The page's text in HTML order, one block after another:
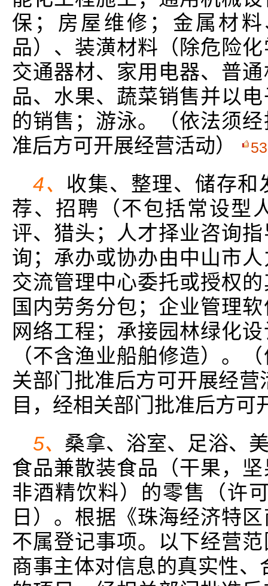
保；房屋维修；金属材
品）、装潢材料（除危险
交通器材、家用电器、普
品、水果、蔬菜销售并以
的销售；游泳。（依法须
准后方可开展经营活动）
4、 收集、整理、储存和
荐、招聘（不包括常设型
评、猎头；人才择业咨询
询；承办或协办由中山市
交流管理中心委托或授权
国内劳务分包；企业管理
网络工程；承接园林绿化
（不含渔业船舶修造）。
关部门批准后方可开展经
目，经相关部门批准后方可
5、 桑拿、浴室、足浴、
食品兼散装食品（干果，
非酒精饮料）的零售（许
日）。根据《珠海经济特
不属登记事项。以下经营
商事主体对信息的真实性